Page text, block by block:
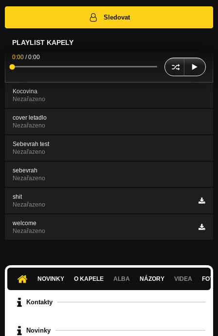
Sledovat
PLAYLIST KAPELY
0:00 /0:00
Kocovina
Nezařazeno
cover letadlo
Nezařazeno
Sebevrah test
Nezařazeno
sebevrah
Nezařazeno
shit
Nezařazeno
welcome
Nezařazeno
NOVINKY O KAPELE ALBA NÁZORY VIDEA
Kontakty
Novinky